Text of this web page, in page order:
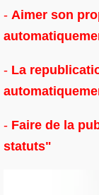
- Aimer son
- La
- Faire de la
statuts"